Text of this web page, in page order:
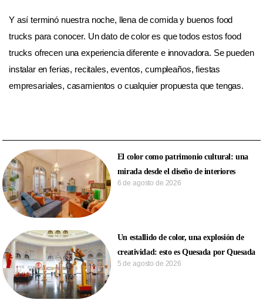
Y así terminó nuestra noche, llena de comida y buenos food
trucks para conocer. Un dato de color es que todos estos food
trucks ofrecen una experiencia diferente e innovadora. Se pueden
instalar en ferias, recitales, eventos, cumpleaños, fiestas
empresariales, casamientos o cualquier propuesta que tengas.
El color como patrimonio cultural: una
mirada desde el diseño de interiores
6 de agosto de 2026
Un estallido de color, una explosión de
creatividad: esto es Quesada por Quesada
5 de agosto de 2026